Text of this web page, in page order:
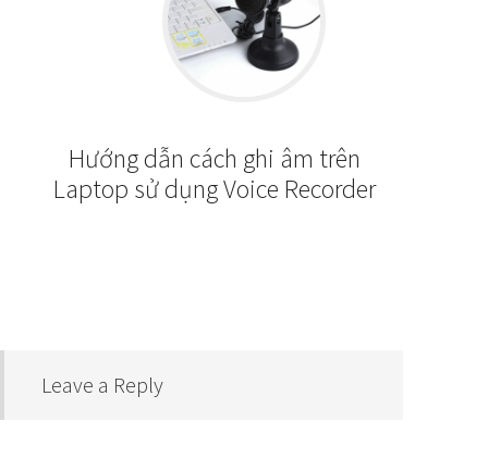
Hướng dẫn cách ghi âm trên
Laptop sử dụng Voice Recorder
Leave a Reply